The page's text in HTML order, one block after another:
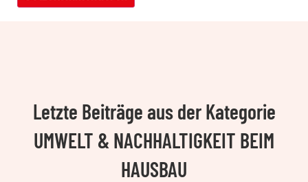
Letzte Beiträge aus der Kategorie
UMWELT & NACHHALTIGKEIT BEIM
HAUSBAU